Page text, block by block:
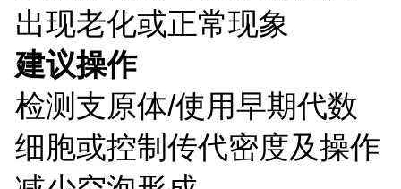
出现老化或正常现象
建议操作
检测支原体/使用早期代数
细胞或控制传代密度及操作